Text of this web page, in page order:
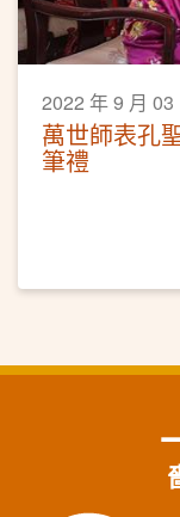
2022 年 9 月 03
萬世師表孔
筆禮